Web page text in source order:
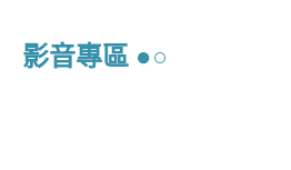
影音專區 ●○